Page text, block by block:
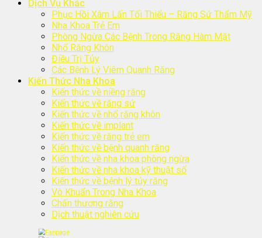
Dịch Vụ Khác
Phục Hồi Xâm Lấn Tối Thiểu – Răng Sứ Thẩm Mỹ
Nha Khoa Trẻ Em
Phòng Ngừa Các Bệnh Trong Răng Hàm Mặt
Nhổ Răng Khôn
Điều Trị Tủy
Các Bệnh Lý Viêm Quanh Răng
Kiến Thức Nha Khoa
Kiến thức về niềng răng
Kiến thức về răng sứ
Kiến thức về nhổ răng khôn
Kiến thức về implant
Kiến thức về răng trẻ em
Kiến thức về bệnh quanh răng
Kiến thức về nha khoa phòng ngừa
Kiến thức về nha khoa kỹ thuật số
Kiến thức về bệnh lý tủy răng
Vô Khuẩn Trong Nha Khoa
Chấn thương răng
Dịch thuật nghiên cứu